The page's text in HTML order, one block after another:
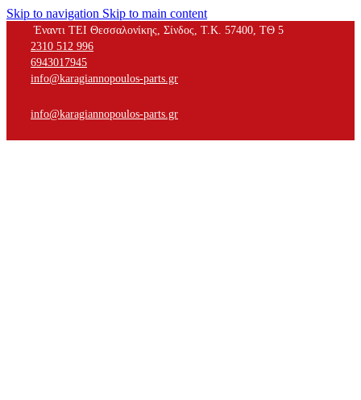
Skip to navigation Skip to main content
Έναντι ΤΕΙ Θεσσαλονίκης, Σίνδος, Τ.Κ. 57400, ΤΘ 5
2310 512 996
6943017945
info@karagiannopoulos-parts.gr
info@karagiannopoulos-parts.gr